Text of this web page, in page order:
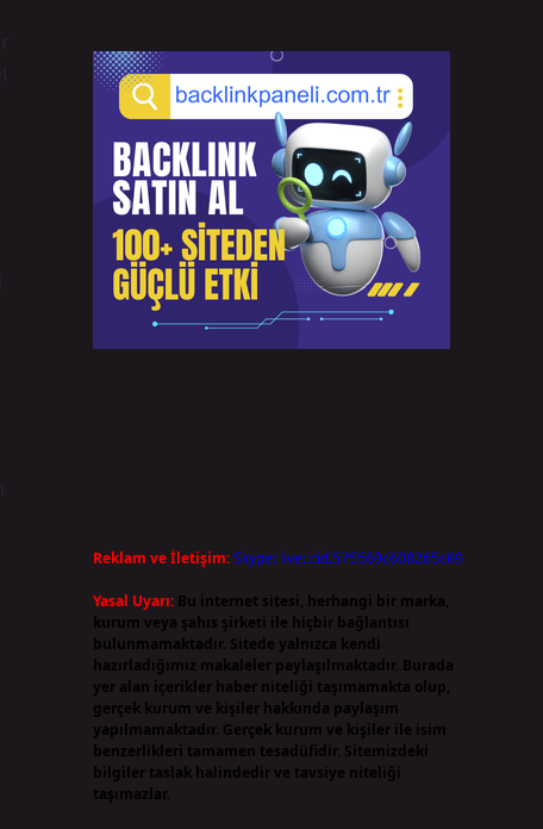
Reklam ve İletişim:Skype: live:.cid.575569c608265c69
Yasal Uyarı: Bu internet sitesi, herhangi bir marka,
kurum veya şahıs şirketi ile hiçbir bağlantısı
bulunmamaktadır. Sitede yalnızca kendi
hazırladığımız makaleler paylaşılmaktadır. Burada
yer alan içerikler haber niteliği taşımamakta olup,
gerçek kurum ve kişiler hakkında paylaşım
yapılmamaktadır. Gerçek kurum ve kişiler ile isim
benzerlikleri tamamen tesadüfidir. Sitemizdeki
bilgiler taslak halindedir ve tavsiye niteliği
taşımazlar.